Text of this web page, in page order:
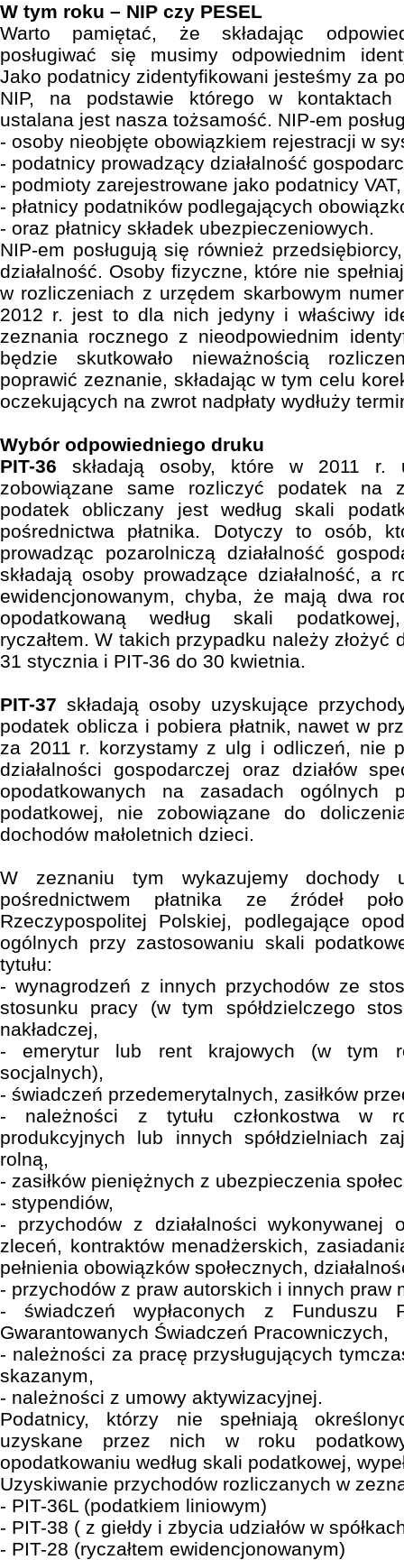
W tym roku – NIP czy PESEL
Warto pamiętać, że składając
posługiwać się musimy odpowiednim
Jako podatnicy zidentyfikowani jesteśmy za
NIP, na podstawie którego w
ustalana jest nasza tożsamość. NIP-em
- osoby nieobjęte obowiązkiem rejestracji w
- podatnicy prowadzący działalność
- podmioty zarejestrowane jako podatnicy VAT,
- płatnicy podatników podlegających
- oraz płatnicy składek ubezpieczeniowych.
NIP-em posługują się również
działalność. Osoby fizyczne, które nie
w rozliczeniach z urzędem skarbowym
2012 r. jest to dla nich jedyny i właściwy
zeznania rocznego z nieodpowiednim
będzie skutkowało nieważnością
poprawić zeznanie, składając w tym celu
oczekujących na zwrot nadpłaty wydłuży
Wybór odpowiedniego druku
PIT-36 składają osoby, które w 2011 r.
zobowiązane same rozliczyć podatek na
podatek obliczany jest według skali
pośrednictwa płatnika. Dotyczy to osób,
prowadząc pozarolniczą działalność
składają osoby prowadzące działalność, a
ewidencjonowanym, chyba, że mają dwa
opodatkowaną według skali
ryczałtem. W takich przypadku należy złożyć
31 stycznia i PIT-36 do 30 kwietnia.
PIT-37 składają osoby uzyskujące
podatek oblicza i pobiera płatnik, nawet w
za 2011 r. korzystamy z ulg i odliczeń, nie
działalności gospodarczej oraz działów
opodatkowanych na zasadach ogólnych
podatkowej, nie zobowiązane do
dochodów małoletnich dzieci.
W zeznaniu tym wykazujemy dochody
pośrednictwem płatnika ze źródeł
Rzeczypospolitej Polskiej, podlegające
ogólnych przy zastosowaniu skali
tytułu:
- wynagrodzeń z innych przychodów ze
stosunku pracy (w tym spółdzielczego
nakładczej,
- emerytur lub rent krajowych (w tym
socjalnych),
- świadczeń przedemerytalnych, zasiłków
- należności z tytułu członkostwa w
produkcyjnych lub innych spółdzielniach
rolną,
- zasiłków pieniężnych z ubezpieczenia
- stypendiów,
- przychodów z działalności wykonywanej
zleceń, kontraktów menadżerskich,
pełnienia obowiązków społecznych,
- przychodów z praw autorskich i innych praw
- świadczeń wypłaconych z Funduszu
Gwarantowanych Świadczeń Pracowniczych,
- należności za pracę przysługujących
skazanym,
- należności z umowy aktywizacyjnej.
Podatnicy, którzy nie spełniają
uzyskane przez nich w roku
opodatkowaniu według skali podatkowej,
Uzyskiwanie przychodów rozliczanych w
- PIT-36L (podatkiem liniowym)
- PIT-38 ( z giełdy i zbycia udziałów w
- PIT-28 (ryczałtem ewidencjonowanym)